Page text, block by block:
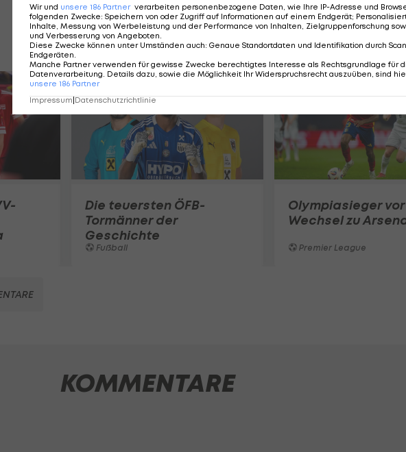
Die teuersten ÖFB-
Tormänner der
Geschichte
Fußball
Olympiasieger vor
Wechsel zu
Premier League
KOMMENTARE
Wir und unsere 186 Partner verarbeiten personenbezogene Daten, wie Ihre IP-Adresse und
folgenden Zwecke: Speichern von oder Zugriff auf Informationen auf einem Endgerät;
Inhalte, Messung von Werbeleistung und der Performance von Inhalten, Zielgruppenforschung
und Verbesserung von Angeboten
Diese Zwecke können unter Umständen auch: Genaue Standortdaten und Identifikation durch
Endgeräten
Manche Partner verwenden für gewisse Zwecke berechtigtes Interesse als Rechtsgrundlage für
Datenverarbeitung. Details dazu, sowie die Möglichkeit Ihr Widerspruchsrecht auszuüben, sind
unsere 186 Partner
Impressum|Datenschutzrichtlinie